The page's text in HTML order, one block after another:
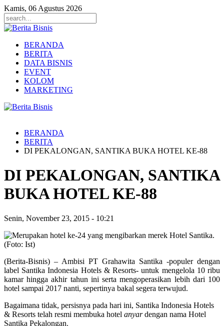
Kamis, 06 Agustus 2026
BERANDA
BERITA
DATA BISNIS
EVENT
KOLOM
MARKETING
BERANDA
BERITA
DI PEKALONGAN, SANTIKA BUKA HOTEL KE-88
DI PEKALONGAN, SANTIKA
BUKA HOTEL KE-88
Senin, November 23, 2015 - 10:21
(Berita-Bisnis) – Ambisi PT Grahawita Santika -populer dengan
label Santika Indonesia Hotels & Resorts- untuk mengelola 10 ribu
kamar hingga akhir tahun ini serta mengoperasikan lebih dari 100
hotel sampai 2017 nanti, sepertinya bakal segera terwujud.
Bagaimana tidak, persisnya pada hari ini, Santika Indonesia Hotels
& Resorts telah resmi membuka hotel anyardengan nama Hotel
Santika Pekalongan.